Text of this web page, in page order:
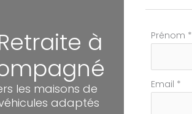
à
les maisons de
adaptés
Formulaire
téléphone
Prénom *
Email *